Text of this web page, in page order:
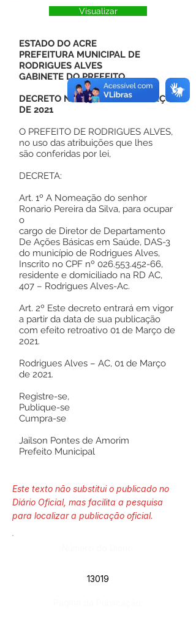
Visualizar
ESTADO DO ACRE
PREFEITURA MUNICIPAL DE
RODRIGUES ALVES
GABINETE DO PREFEITO
DECRETO Nº 045, DE 01 DE MARÇO
DE 2021
O PREFEITO DE RODRIGUES ALVES,
no uso das atribuições que lhes
são conferidas por lei,
DECRETA:
Art. 1º A Nomeação do senhor
Ronario Pereira da Silva, para ocupar
o
cargo de Diretor de Departamento
De Ações Básicas em Saúde, DAS-3
do município de Rodrigues Alves,
Inscrito no CPF nº 026.553.452-66,
residente e domiciliado na RD AC,
407 – Rodrigues Alves-Ac.
Art. 2º Este decreto entrará em vigor
a partir da data de sua publicação
com efeito retroativo 01 de Março de
2021.
Rodrigues Alves – AC, 01 de Março
de 2021.
Registre-se,
Publique-se
Cumpra-se
Jailson Pontes de Amorim
Prefeito Municipal
Este texto não substitui o publicado no
Diário Oficial, mas facilita a pesquisa
para localizar a publicação oficial.
13019